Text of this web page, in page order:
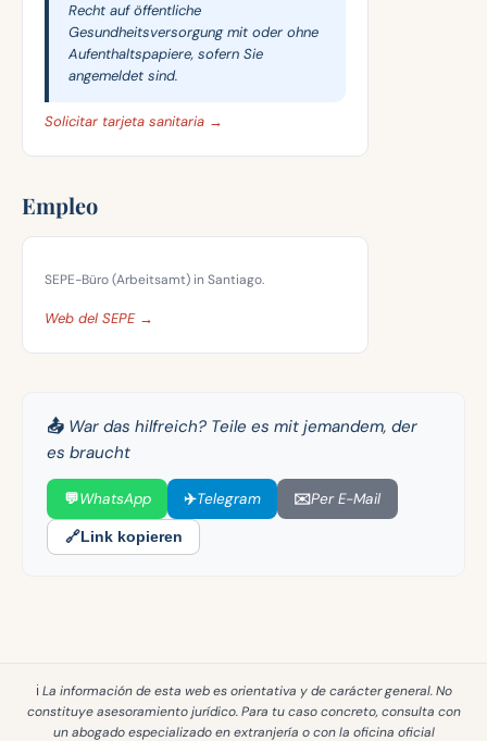
Recht auf öffentliche
Gesundheitsversorgung mit oder ohne
Aufenthaltspapiere, sofern Sie
angemeldet sind.
Solicitar tarjeta sanitaria →
Empleo
SEPE-Büro (Arbeitsamt) in Santiago.
Web del SEPE →
📤 War das hilfreich? Teile es mit jemandem, der
es braucht
💬WhatsApp ✈️Telegram ✉️Per E-Mail
🔗Link kopieren
ℹ️ La información de esta web esorientativa y de carácter general. No
constituye asesoramiento jurídico. Para tu caso concreto, consulta con
un abogado especializado en extranjería o con la oficina oficial